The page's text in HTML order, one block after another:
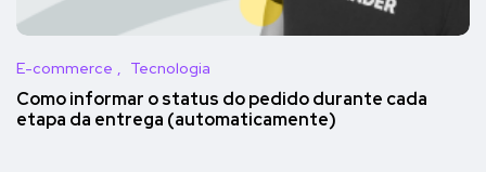
E-commerce Tecnologia
Como informar o status do pedido durante cada
etapa da entrega (automaticamente)